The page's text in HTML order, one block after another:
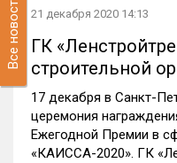
Все новости 21 декабря 2020 14:13
ГК
строительной
17 декабря в Санкт-
церемония
Ежегодной Премии в
«КАИССА-2020». ГК